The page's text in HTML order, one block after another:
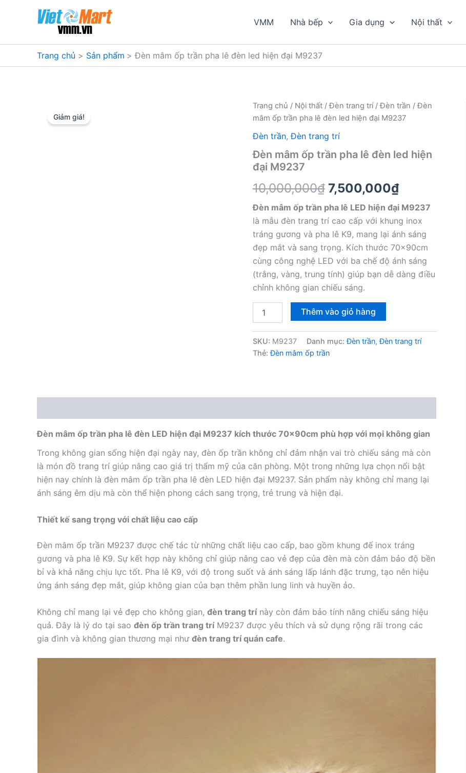
dung
VMM Nhà bếp Gia dụng Nội thất
Trang chủ Sản phẩm Đèn mâm ốp trần pha lê đèn led hiện đại M9237
Giảm giá!
Trang chủ / Nội thất/Đèn trang trí/Đèn trần / Đèn
mâm ốp trần pha lê đèn led hiện đại M9237
Đèn trần,Đèn trang trí
Đèn mâm ốp trần pha lê đèn led hiện
đại M9237
10,000,000₫ Giá
gốc
là:
10,000,000₫.
7,500,000₫Giá
hiện
tại
là:
7,500,000₫.
Đèn mâm ốp trần pha lê LED hiện đại M9237
là mẫu đèn trang trí cao cấp với khung inox
tráng gương và pha lê K9, mang lại ánh sáng
đẹp mắt và sang trọng. Kích thước 70x90cm
cùng công nghệ LED với ba chế độ ánh sáng
(trắng, vàng, trung tính) giúp bạn dễ dàng điều
chỉnh không gian chiếu sáng.
mâm
trần
pha
lê
đại
số
lượng
Thêm vào giỏ hàng
SKU: M9237 Danh mục:Đèn trần,Đèn trang trí
Thẻ:Đèn mâm ốp trần
Đèn mâm ốp trần pha lê đèn LED hiện đại M9237 kích thước 70x90cm phù hợp với mọi không gian
Trong không gian sống hiện đại ngày nay, đèn ốp trần không chỉ đảm nhận vai trò chiếu sáng mà còn
là món đồ trang trí giúp nâng cao giá trị thẩm mỹ của căn phòng. Một trong những lựa chọn nổi bật
hiện nay chính là đèn mâm ốp trần pha lê đèn LED hiện đại M9237. Sản phẩm này không chỉ mang lại
ánh sáng êm dịu mà còn thể hiện phong cách sang trọng, trẻ trung và hiện đại.
Thiết kế sang trọng với chất liệu cao cấp
Đèn mâm ốp trần M9237 được chế tác từ những chất liệu cao cấp, bao gồm khung đế inox tráng
gương và pha lê K9. Sự kết hợp này không chỉ giúp nâng cao vẻ đẹp của đèn mà còn đảm bảo độ bền
bỉ và khả năng chịu lực tốt. Pha lê K9, với độ trong suốt và ánh sáng lấp lánh đặc trưng, tạo nên hiệu
ứng ánh sáng đẹp mắt, giúp không gian của bạn thêm phần lung linh và huyền ảo.
Không chỉ mang lại vẻ đẹp cho không gian, đèn trang trínày còn đảm bảo tính năng chiếu sáng hiệu
quả. Đây là lý do tại sao đèn ốp trần trang tríM9237 được yêu thích và sử dụng rộng rãi trong các
gia đình và không gian thương mại như đèn trang trí quán cafe.